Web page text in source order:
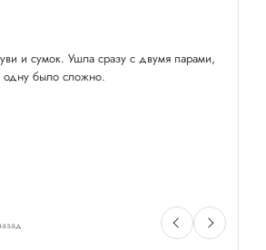
и сумок. Ушла сразу с двумя парами,
одну было сложно.